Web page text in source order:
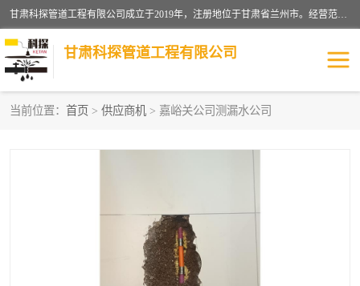
甘肃科探管道工程有限公司成立于2019年，注册地位于甘肃省兰州市。经营范围包括管道安装、清洗、疏通、维修、检测，防水工程，工程钻孔，化粪池清理，暖气安装，给排水管道安装维修，室内外管道如消防、供水、供热管道漏水检测定位，室内外防水堵漏等。
甘肃科探管道工程有限公司
当前位置： 首页 > 供应商机 > 嘉峪关公司测漏水公司
供热管道漏水 排水管道漏水
管道疏通